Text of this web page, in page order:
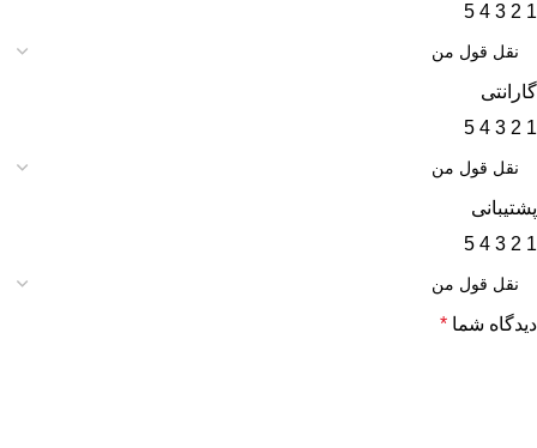
1
2
3
4
5
گارانتی
1
2
3
4
5
پشتیبانی
1
2
3
4
5
دیدگاه شما *